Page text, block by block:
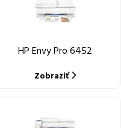
HP Envy Pro 6452
Zobraziť